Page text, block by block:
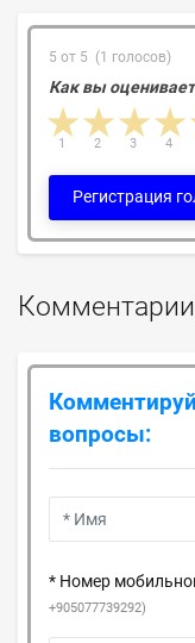
5 от 5 (1 голосов)
Как вы
3
2
1 star
4
3
2
1
Регистрация
вопросы:
* Номер
+905077739292)